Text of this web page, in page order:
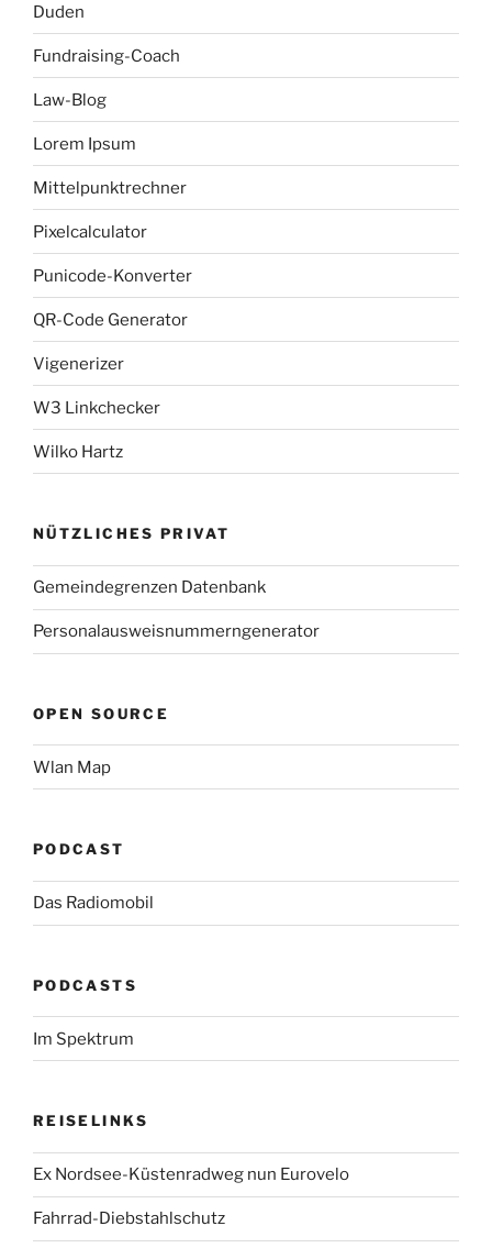
Duden
Fundraising-Coach
Law-Blog
Lorem Ipsum
Mittelpunktrechner
Pixelcalculator
Punicode-Konverter
QR-Code Generator
Vigenerizer
W3 Linkchecker
Wilko Hartz
NÜTZLICHES PRIVAT
Gemeindegrenzen Datenbank
Personalausweisnummerngenerator
OPEN SOURCE
Wlan Map
PODCAST
Das Radiomobil
PODCASTS
Im Spektrum
REISELINKS
Ex Nordsee-Küstenradweg nun Eurovelo
Fahrrad-Diebstahlschutz